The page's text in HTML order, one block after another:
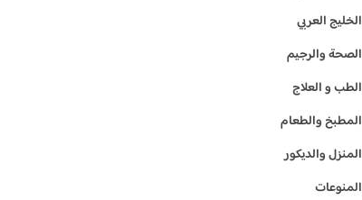
الخليج العربي
الصحة والرجيم
الطب و العلاج
المطبخ والطعام
المنزل والديكور
المنوعات